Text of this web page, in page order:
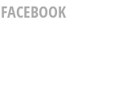
FACEBOOK